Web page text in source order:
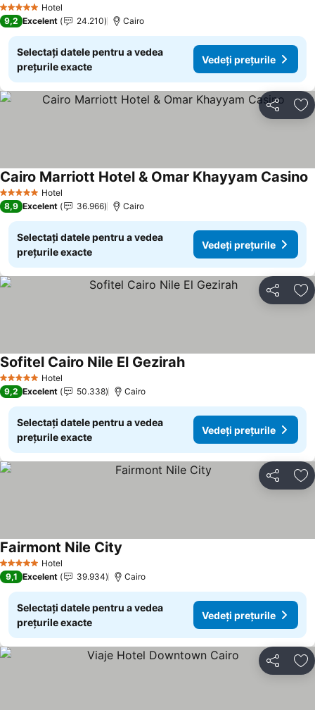
5 Stele Hotel
9,2 Excelent 24.210 Cairo
Selectați datele pentru a vedea
prețurile exacte
Vedeți prețurile
Distribuiți
5 Stele Hotel
Cairo Marriott Hotel & Omar Khayyam Casino
8,9 Excelent 36.966 Cairo
Selectați datele pentru a vedea
prețurile exacte
Vedeți prețurile
Distribuiți
5 Stele Hotel
Sofitel Cairo Nile El Gezirah
9,2 Excelent 50.338 Cairo
Selectați datele pentru a vedea
prețurile exacte
Vedeți prețurile
Distribuiți
5 Stele Hotel
Fairmont Nile City
9,1 Excelent 39.934 Cairo
Selectați datele pentru a vedea
prețurile exacte
Vedeți prețurile
Distribuiți